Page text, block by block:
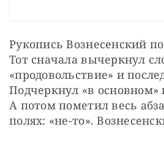
Рукопись Вознесенский
Тот сначала вычеркнул
«продовольствие» и
Подчеркнул «в основном»
А потом пометил весь
полях: «не-то».